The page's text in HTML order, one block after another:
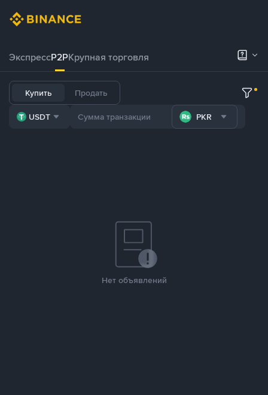
ЭкспрессP2PКрупная торговля
Купить Продать
USDT PKR
Нет объявлений